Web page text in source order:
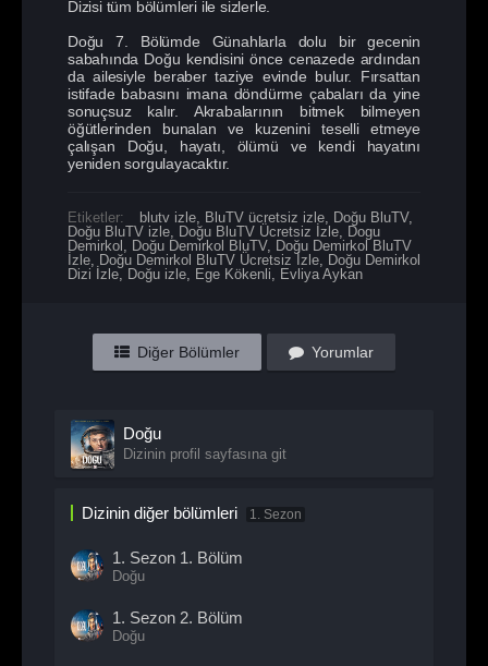
Dizisi tüm bölümleri ile sizlerle.
Doğu 7. Bölümde Günahlarla dolu bir gecenin
sabahında Doğu kendisini önce cenazede ardından
da ailesiyle beraber taziye evinde bulur. Fırsattan
istifade babasını imana döndürme çabaları da yine
sonuçsuz kalır. Akrabalarının bitmek bilmeyen
öğütlerinden bunalan ve kuzenini teselli etmeye
çalışan Doğu, hayatı, ölümü ve kendi hayatını
yeniden sorgulayacaktır.
Etiketler: blutv izle BluTV ücretsiz izle Doğu BluTV,
Doğu BluTV izle Doğu BluTV Ücretsiz İzle Dogu
Demirkol
Doğu Demirkol BluTV, Doğu Demirkol BluTV
İzle Doğu Demirkol BluTV Ücretsiz İzle Doğu Demirkol
Dizi İzle, Doğu izle Ege Kökenli Evliya Aykan
Diğer Bölümler Yorumlar
Doğu
Dizinin profil sayfasına git
Dizinin diğer bölümleri 1. Sezon
1. Sezon 1. Bölüm
Doğu
1. Sezon 2. Bölüm
Doğu